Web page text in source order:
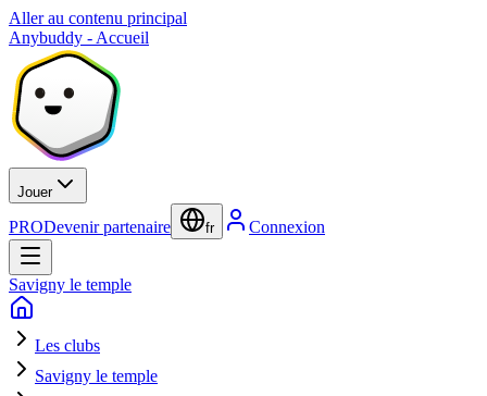
Aller au contenu principal
Anybuddy - Accueil
Jouer
PRODevenir partenaire fr Connexion
Savigny le temple
Les clubs
Savigny le temple